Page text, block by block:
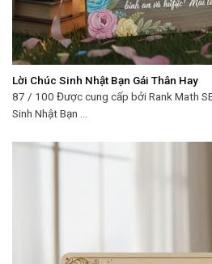
Lời Chúc Sinh Nhật Bạn Gái Thân Hay
87 / 100 Được cung cấp bởi Rank Math
Sinh Nhật Bạn ...